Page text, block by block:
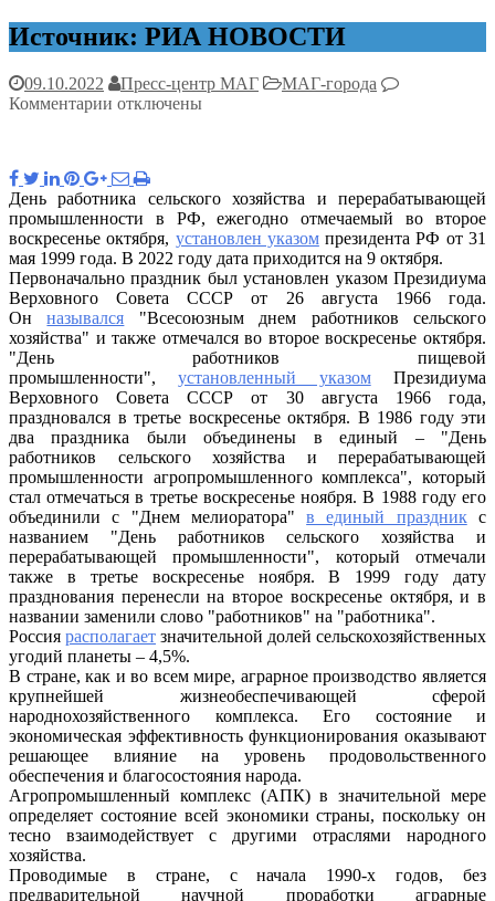
Источник: РИА НОВОСТИ
09.10.2022 Пресс-центр МАГ
МАГ-города
Комментарии к
сельского
хозяйства
и
перерабатывающей
промышленности
в
РФ
отключены
День работника сельского хозяйства и перерабатывающей
промышленности в РФ, ежегодно отмечаемый во второе
воскресенье октября, установлен указомпрезидента РФ от 31
мая 1999 года. В 2022 году дата приходится на 9 октября.
Первоначально праздник был установлен указом Президиума
Верховного Совета СССР от 26 августа 1966 года.
Онназывался "Всесоюзным днем работников сельского
хозяйства" и также отмечался во второе воскресенье октября.
"День работников пищевой
промышленности",установленный указомПрезидиума
Верховного Совета СССР от 30 августа 1966 года,
праздновался в третье воскресенье октября. В 1986 году эти
два праздника были объединены в единый – "День
работников сельского хозяйства и перерабатывающей
промышленности агропромышленного комплекса", который
стал отмечаться в третье воскресенье ноября. В 1988 году его
объединили с "Днем мелиоратора"в единый праздникс
названием "День работников сельского хозяйства и
перерабатывающей промышленности", который отмечали
также в третье воскресенье ноября. В 1999 году дату
празднования перенесли на второе воскресенье октября, и в
названии заменили слово "работников" на "работника".
Россия располагает значительной долей сельскохозяйственных
угодий планеты – 4,5%.
В стране, как и во всем мире, аграрное производство является
крупнейшей жизнеобеспечивающей сферой
народнохозяйственного комплекса. Его состояние и
экономическая эффективность функционирования оказывают
решающее влияние на уровень продовольственного
обеспечения и благосостояния народа.
Агропромышленный комплекс (АПК) в значительной мере
определяет состояние всей экономики страны, поскольку он
тесно взаимодействует с другими отраслями народного
хозяйства.
Проводимые в стране, с начала 1990-х годов, без
предварительной научной проработки аграрные